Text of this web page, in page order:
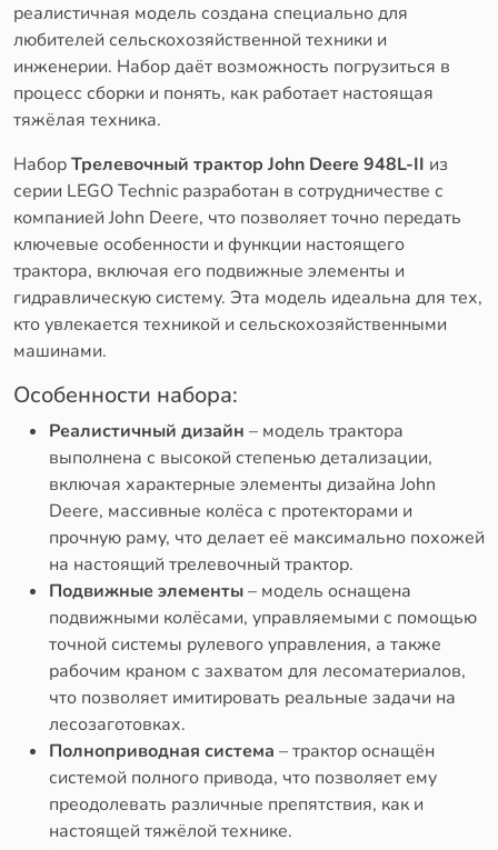
реалистичная модель создана специально для
любителей сельскохозяйственной техники и
инженерии. Набор даёт возможность погрузиться в
процесс сборки и понять, как работает настоящая
тяжёлая техника.
НаборТрелевочный трактор John Deere 948L-II из
серии LEGO Technic разработан в сотрудничестве с
компанией John Deere, что позволяет точно передать
ключевые особенности и функции настоящего
трактора, включая его подвижные элементы и
гидравлическую систему. Эта модель идеальна для тех,
кто увлекается техникой и сельскохозяйственными
машинами.
Особенности набора:
Реалистичный дизайн – модель трактора
выполнена с высокой степенью детализации,
включая характерные элементы дизайна John
Deere, массивные колёса с протекторами и
прочную раму, что делает её максимально похожей
на настоящий трелевочный трактор.
Подвижные элементы– модель оснащена
подвижными колёсами, управляемыми с помощью
точной системы рулевого управления, а также
рабочим краном с захватом для лесоматериалов,
что позволяет имитировать реальные задачи на
лесозаготовках.
Полноприводная система – трактор оснащён
системой полного привода, что позволяет ему
преодолевать различные препятствия, как и
настоящей тяжёлой технике.